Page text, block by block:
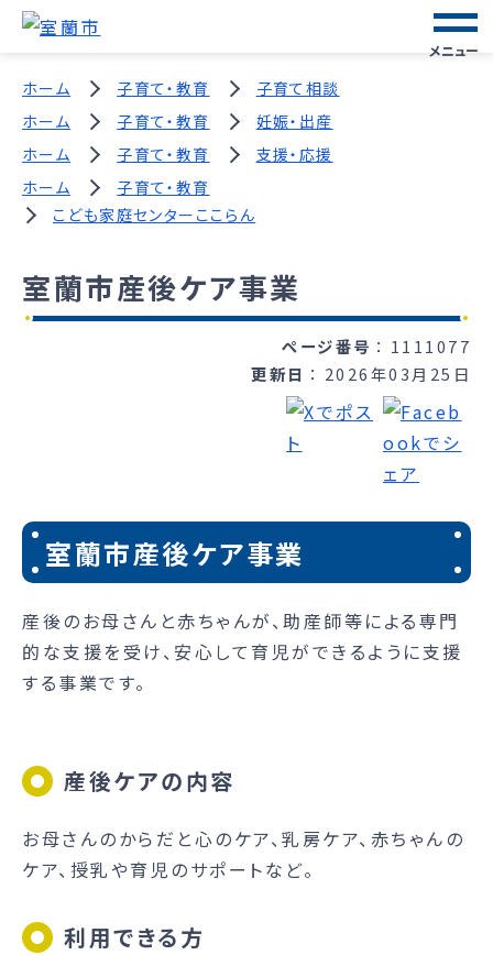
メニュー
ホーム 子育て・教育
子育て相談
ホーム
子育て・教育
妊娠・出産
ホーム
子育て・教育
支援・応援
ホーム
子育て・教育
こども家庭センターここらん
室蘭市産後ケア事業
ページ番号
1111077
更新日
2026年03月25日
室蘭市産後ケア事業
産後のお母さんと赤ちゃんが、助産師等による専門
的な支援を受け、安心して育児ができるように支援
する事業です。
産後ケアの内容
お母さんのからだと心のケア、乳房ケア、赤ちゃんの
ケア、授乳や育児のサポートなど。
利用できる方